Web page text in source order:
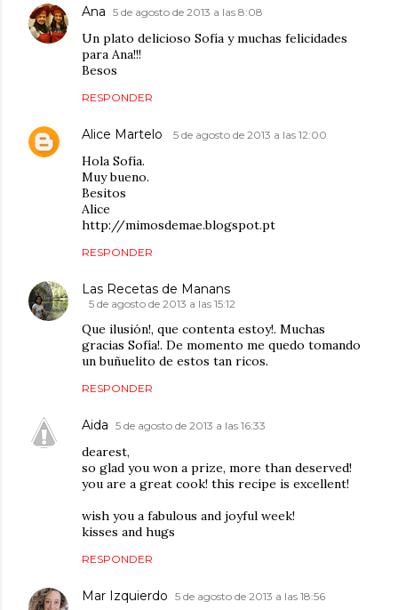
Ana 5 de agosto de 2013 a las 8:08
Un plato delicioso Sofía y muchas felicidades
para Ana!!!
Besos
RESPONDER
Alice Martelo 5 de agosto de 2013 a las 12:00
Hola Sofía.
Muy bueno.
Besitos
Alice
http://mimosdemae.blogspot.pt
RESPONDER
Las Recetas de Manans
5 de agosto de 2013 a las 15:12
Que ilusión!, que contenta estoy!. Muchas
gracias Sofía!. De momento me quedo tomando
un buñuelito de estos tan ricos.
RESPONDER
Aida 5 de agosto de 2013 a las 16:33
dearest,
so glad you won a prize, more than deserved!
you are a great cook! this recipe is excellent!
wish you a fabulous and joyful week!
kisses and hugs
RESPONDER
Mar Izquierdo 5 de agosto de 2013 a las 18:56